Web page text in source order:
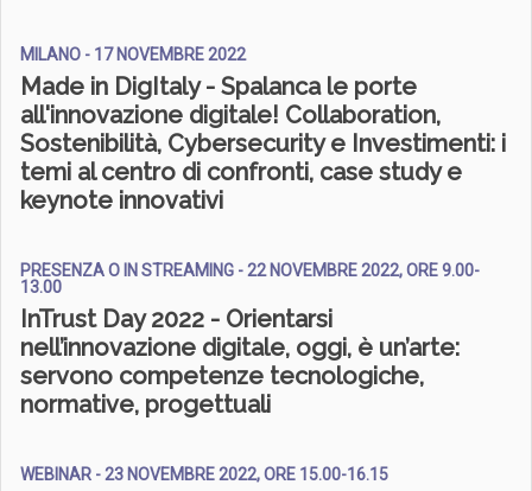
MILANO - 17 NOVEMBRE 2022
Made in DigItaly - Spalanca le porte
all'innovazione digitale! Collaboration,
Sostenibilità, Cybersecurity e Investimenti: i
temi al centro di confronti, case study e
keynote innovativi
PRESENZA O IN STREAMING - 22 NOVEMBRE 2022, ORE 9.00-
13.00
InTrust Day 2022 - Orientarsi
nell’innovazione digitale, oggi, è un’arte:
servono competenze tecnologiche,
normative, progettuali
WEBINAR - 23 NOVEMBRE 2022, ORE 15.00-16.15